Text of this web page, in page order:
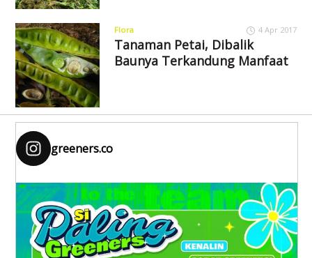
Flora 4 Apr 2017
Tanaman Petai, Dibalik
Baunya Terkandung Manfaat
greeners.co